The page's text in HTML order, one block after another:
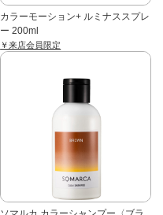
カラーモーション+ ルミナススプレ
ー 200ml
￥来店会員限定